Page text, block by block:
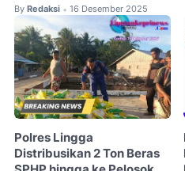
By Redaksi • 16 Desember 2025
Polres Lingga
Distribusikan 2 Ton Beras